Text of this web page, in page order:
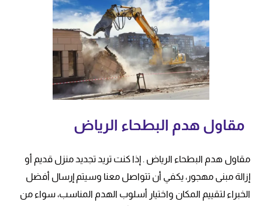
مقاول هدم البطحاء الرياض
مقاول هدم البطحاء الرياض . إذا كنت تريد تجديد منزل قديم أو
إزالة مبنى مهجور، يكفي أن تتواصل معنا وسيتم إرسال أفضل
الخبراء لتقييم المكان واختيار أسلوب الهدم المناسب، سواء من